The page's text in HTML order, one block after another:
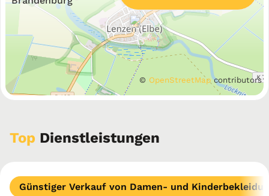
© OpenStreetMapcontributors
Top Dienstleistungen
Günstiger Verkauf von Damen- und